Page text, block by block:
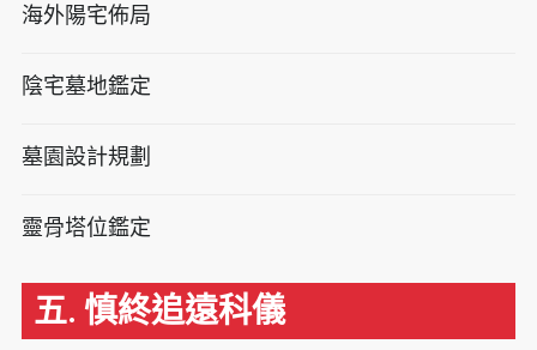
海外陽宅佈局
陰宅墓地鑑定
墓園設計規劃
靈骨塔位鑑定
五. 慎終追遠科儀